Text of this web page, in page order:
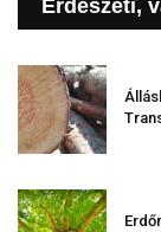
Erdészeti,